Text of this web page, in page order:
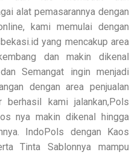
alat pemasarannya dengan
kami memulai dengan
yang mencakup area
dan makin dikenal
Semangat ingin menjadi
dengan area penjualan
kami jalankan,Pols
nya makin dikenal hingga
IndoPols dengan Kaos
Tinta Sablonnya mampu